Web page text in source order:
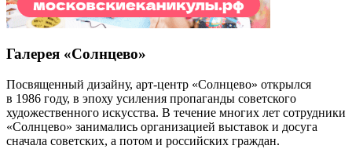
Галерея «Солнцево»
Посвященный дизайну, арт-центр «Солнцево» открылся
в 1986 году, в эпоху усиления пропаганды советского
художественного искусства. В течение многих лет сотрудники
«Солнцево» занимались организацией выставок и досуга
сначала советских, а потом и российских граждан.